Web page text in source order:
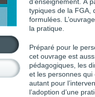
d’enseignement. À
typiques de la FGA,
formulées.
la pratique.
Préparé pour le
cet ouvrage est
pédagogiques, les
et les personnes
autant pour
l’adoption d’une